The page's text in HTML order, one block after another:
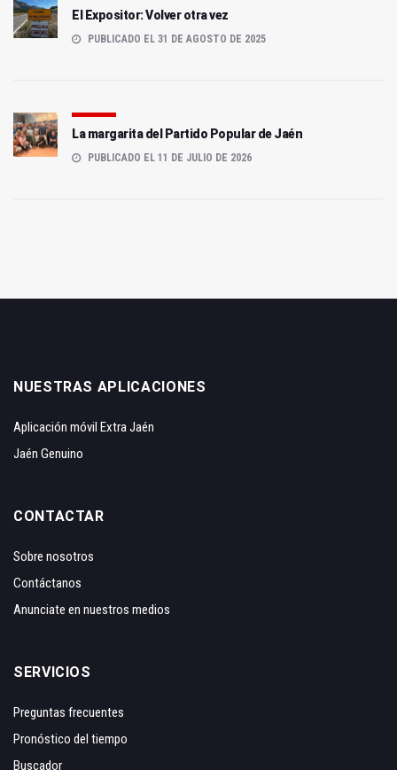
El Expositor: Volver otra vez
PUBLICADO EL 31 DE AGOSTO DE 2025
La margarita del Partido Popular de Jaén
PUBLICADO EL 11 DE JULIO DE 2026
NUESTRAS APLICACIONES
Aplicación móvil Extra Jaén
Jaén Genuino
CONTACTAR
Sobre nosotros
Contáctanos
Anunciate en nuestros medios
SERVICIOS
Preguntas frecuentes
Pronóstico del tiempo
Buscador